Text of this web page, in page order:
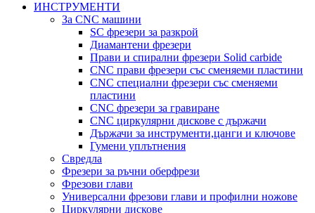
ИНСТРУМЕНТИ
За CNC машини
SC фрезери за разкрой
Диамантени фрезери
Прави и спирални фрезери Solid carbide
CNC прави фрезери със сменяеми пластини
CNC специални фрезери със сменяеми
пластини
CNC фрезери за гравиране
CNC циркулярни дискове с държачи
Държачи за инструменти,цанги и ключове
Гумени уплътнения
Свредла
Фрезери за ръчни оберфрези
Фрезови глави
Универсални фрезови глави и профилни ножове
Циркулярни дискове